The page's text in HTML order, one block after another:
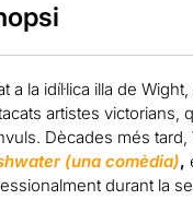
a la idíl·lica illa de
artistes victorians,
Dècades més tard,
(una comèdia),
durant la